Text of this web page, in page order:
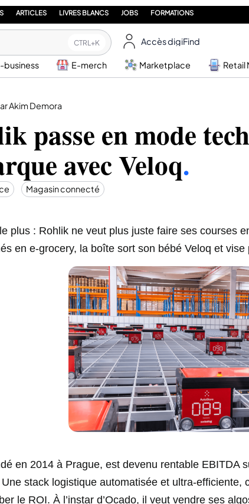
ARTICLES LIVRES BLANCS JOBS FORMATIONS
CTRL+K Accès digiFind
business E-merch Marketplace Retail
Akim Demora
passe en mode
avec Veloq.
Magasin connecté
plus : Rohlik ne veut plus juste faire ses courses
en e‑grocery, la boîte sort son bébé Veloq et
en 2014 à Prague, est devenu rentable EBITDA
stack logistique automatisée et
le ROI. À l’instar d’Ocado, il veut vendre ses